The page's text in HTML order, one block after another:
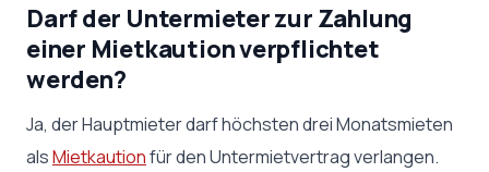
Darf der Untermieter zur Zahlung
einer Mietkaution verpflichtet
werden?
Ja, der Hauptmieter darf höchsten drei Monatsmieten
alsMietkautionfür den Untermietvertrag verlangen.